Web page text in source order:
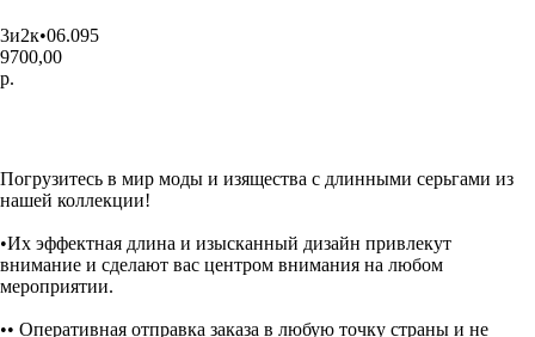
3и2к•06.095
9700,00
р.
Погрузитесь в мир моды и изящества с длинными серьгами из
нашей коллекции!
•Их эффектная длина и изысканный дизайн привлекут
внимание и сделают вас центром внимания на любом
мероприятии.
•• Оперативная отправка заказа в любую точку страны и не